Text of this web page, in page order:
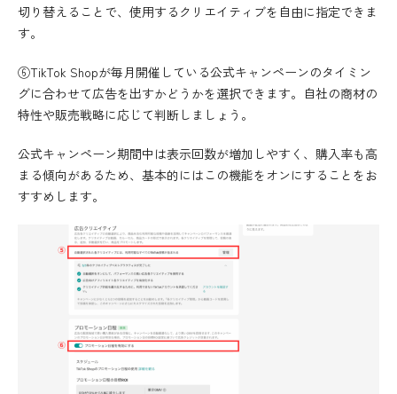
切り替えることで、使用するクリエイティブを自由に指定できま
す。
⑥TikTok Shopが毎月開催している公式キャンペーンのタイミン
グに合わせて広告を出すかどうかを選択できます。自社の商材の
特性や販売戦略に応じて判断しましょう。
公式キャンペーン期間中は表示回数が増加しやすく、購入率も高
まる傾向があるため、基本的にはこの機能をオンにすることをお
すすめします。